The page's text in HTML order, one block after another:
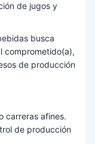
de jugos y
busca
comprometido(a),
de producción
carreras afines.
de producción